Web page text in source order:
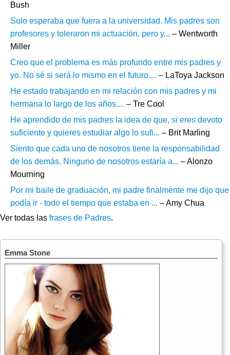
Bush
Solo esperaba que fuera a la universidad. Mis padres son
profesores y toleraron mi actuación, pero y... – Wentworth
Miller
Creo que el problema es más profundo entre mis padres y
yo. No sé si será lo mismo en el futuro.... – LaToya Jackson
He estado trabajando en mi relación con mis padres y mi
hermana lo largo de los años.... – Tre Cool
He aprendido de mis padres la idea de que, si eres devoto
suficiente y quieres estudiar algo lo sufi... – Brit Marling
Siento que cada uno de nosotros tiene la responsabilidad
de los demás. Ninguno de nosotros estaría a... – Alonzo
Mourning
Por mi baile de graduación, mi padre finalmente me dijo que
podía ir - todo el tiempo que estaba en ... – Amy Chua
Ver todas las frases de Padres.
Emma Stone